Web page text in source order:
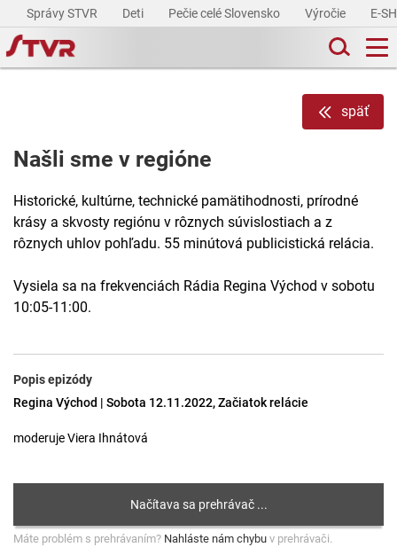
Správy STVR Deti Pečie celé Slovensko Výročie E-
späť
Našli sme v regióne
Historické, kultúrne, technické pamätihodnosti, prírodné
krásy a skvosty regiónu v rôznych súvislostiach a z
rôznych uhlov pohľadu. 55 minútová publicistická relácia.
Vysiela sa na frekvenciách Rádia Regina Východ v sobotu
10:05-11:00.
Popis epizódy
Regina Východ | Sobota 12.11.2022, Začiatok relácie
moderuje Viera Ihnátová
Máte problém s prehrávaním? Nahláste nám chybu v prehrávači.